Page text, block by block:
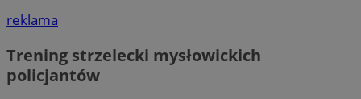
reklama
Trening strzelecki mysłowickich
policjantów